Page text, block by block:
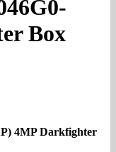
Box
4MP Darkfighter